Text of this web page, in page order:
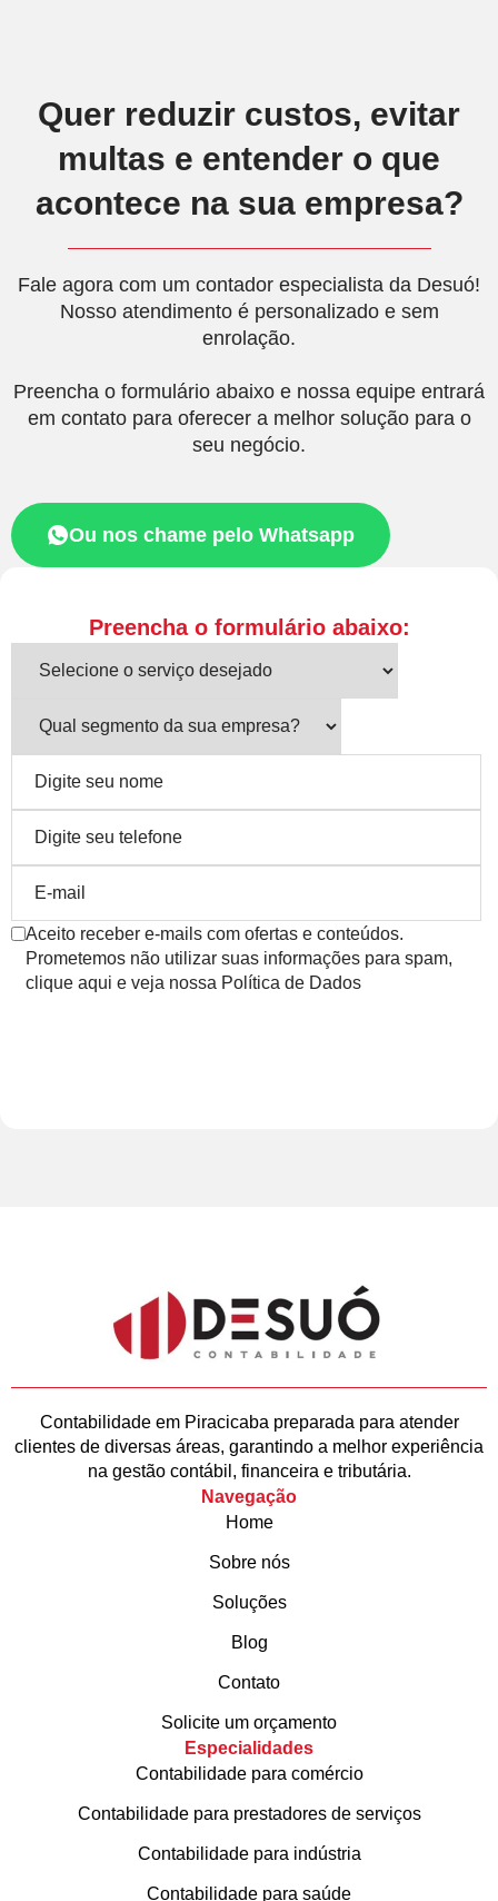
Quer reduzir custos, evitar
multas e entender o que
acontece na sua empresa?
Fale agora com um contador especialista da Desuó!
Nosso atendimento é personalizado e sem
enrolação.
Preencha o formulário abaixo e nossa equipe entrará
em contato para oferecer a melhor solução para o
seu negócio.
Ou nos chame pelo Whatsapp
Preencha o formulário abaixo:
Aceito receber e-mails com ofertas e conteúdos.
Prometemos não utilizar suas informações para spam,
clique aqui e veja nossa Política de Dados
Contabilidade em Piracicaba preparada para atender
clientes de diversas áreas, garantindo a melhor experiência
na gestão contábil, financeira e tributária.
Navegação
Home
Sobre nós
Soluções
Blog
Contato
Solicite um orçamento
Especialidades
Contabilidade para comércio
Contabilidade para prestadores de serviços
Contabilidade para indústria
Contabilidade para saúde